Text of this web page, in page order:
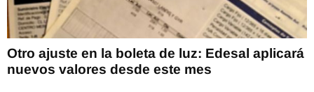
Otro ajuste en la boleta de luz: Edesal aplicará
nuevos valores desde este mes